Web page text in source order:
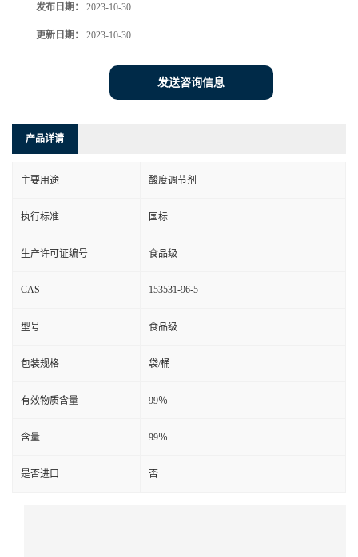
发布日期： 2023-10-30
更新日期： 2023-10-30
发送咨询信息
产品详请
主要用途 酸度调节剂
执行标准 国标
生产许可证编号 食品级
CAS 153531-96-5
型号 食品级
包装规格 袋/桶
有效物质含量 99％
含量 99％
是否进口 否